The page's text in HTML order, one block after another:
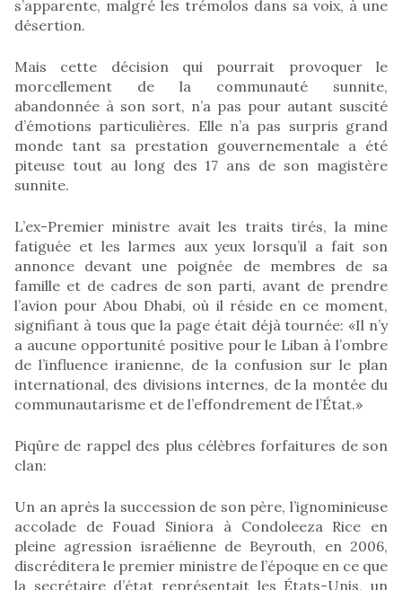
s’apparente, malgré les trémolos dans sa voix, à une
désertion.
Mais cette décision qui pourrait provoquer le
morcellement de la communauté sunnite,
abandonnée à son sort, n’a pas pour autant suscité
d’émotions particulières. Elle n’a pas surpris grand
monde tant sa prestation gouvernementale a été
piteuse tout au long des 17 ans de son magistère
sunnite.
L’ex-Premier ministre avait les traits tirés, la mine
fatiguée et les larmes aux yeux lorsqu’il a fait son
annonce devant une poignée de membres de sa
famille et de cadres de son parti, avant de prendre
l’avion pour Abou Dhabi, où il réside en ce moment,
signifiant à tous que la page était déjà tournée: «Il n’y
a aucune opportunité positive pour le Liban à l’ombre
de l’influence iranienne, de la confusion sur le plan
international, des divisions internes, de la montée du
communautarisme et de l’effondrement de l’État.»
Piqûre de rappel des plus célèbres forfaitures de son
clan:
Un an après la succession de son père, l’ignominieuse
accolade de Fouad Siniora à Condoleeza Rice en
pleine agression israélienne de Beyrouth, en 2006,
discréditera le premier ministre de l’époque en ce que
la secrétaire d’état représentait les États-Unis, un